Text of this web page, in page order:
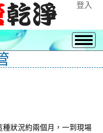
登入
狀況約兩個月，一到現場